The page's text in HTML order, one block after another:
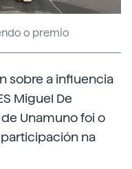
o premio
sobre a influencia
Miguel De
de Unamuno foi o
na